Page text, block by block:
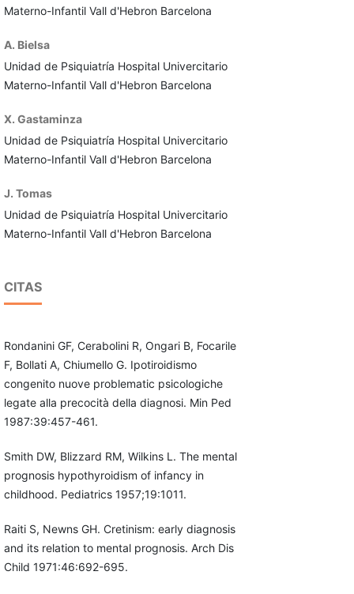
Materno-Infantil Vall d'Hebron Barcelona
A. Bielsa
Unidad de Psiquiatría Hospital Univercitario
Materno-Infantil Vall d'Hebron Barcelona
X. Gastaminza
Unidad de Psiquiatría Hospital Univercitario
Materno-Infantil Vall d'Hebron Barcelona
J. Tomas
Unidad de Psiquiatría Hospital Univercitario
Materno-Infantil Vall d'Hebron Barcelona
CITAS
Rondanini GF, Cerabolini R, Ongari B, Focarile
F, Bollati A, Chiumello G. Ipotiroidismo
congenito nuove problematic psicologiche
legate alla precocità della diagnosi. Min Ped
1987:39:457-461.
Smith DW, Blizzard RM, Wilkins L. The mental
prognosis hypothyroidism of infancy in
childhood. Pediatrics 1957;19:1011.
Raiti S, Newns GH. Cretinism: early diagnosis
and its relation to mental prognosis. Arch Dis
Child 1971:46:692-695.